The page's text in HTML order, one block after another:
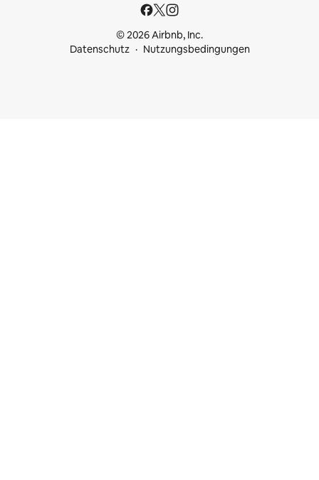
© 2026 Airbnb, Inc.
Datenschutz
Nutzungsbedingungen